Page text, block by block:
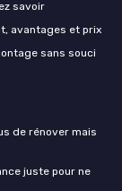
savoir
avantages et prix
sans souci
de rénover mais
juste pour ne